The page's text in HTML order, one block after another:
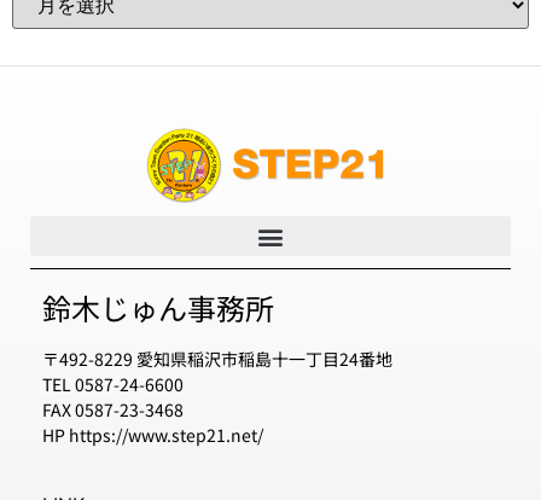
鈴木じゅん事務所
〒492-8229 愛知県稲沢市稲島十一丁目24番地
TEL 0587-24-6600
FAX 0587-23-3468
HP https://www.step21.net/